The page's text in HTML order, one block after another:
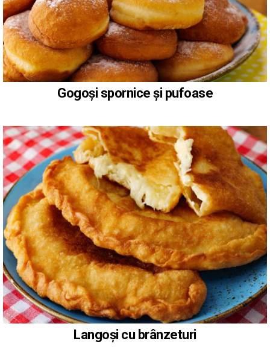
Gogoși spornice și pufoase
Langoși cu brânzeturi